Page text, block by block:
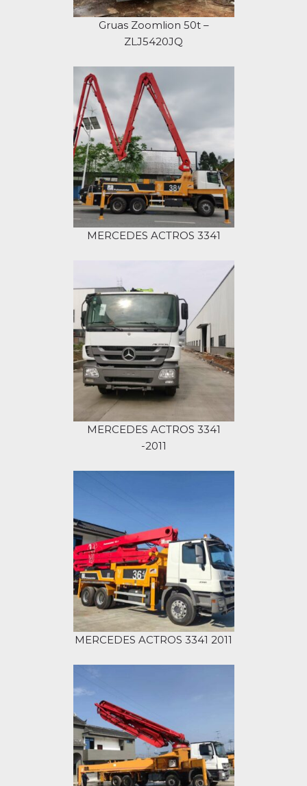
Gruas Zoomlion 50t –
ZLJ5420JQ
MERCEDES ACTROS 3341
MERCEDES ACTROS 3341
-2011
MERCEDES ACTROS 3341 2011